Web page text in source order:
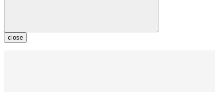
close